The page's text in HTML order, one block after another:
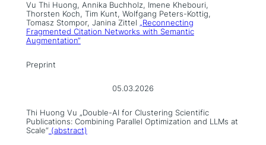
Vu Thi Huong, Annika Buchholz, Imene Khebouri,
Thorsten Koch, Tim Kunt, Wolfgang Peters-Kottig,
Tomasz Stompor, Janina Zittel „Reconnecting
Fragmented Citation Networks with Semantic
Augmentation“
Preprint
05.03.2026
Thi Huong Vu „Double-AI for Clustering Scientific
Publications: Combining Parallel Optimization and LLMs at
Scale“(abstract)